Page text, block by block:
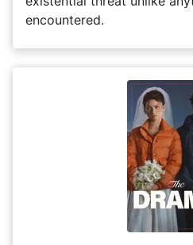
encountered.